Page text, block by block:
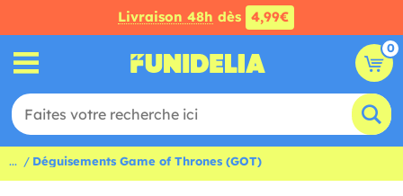
Livraison 48h dès 4,99€
0
... Déguisements Game of Thrones (GOT)